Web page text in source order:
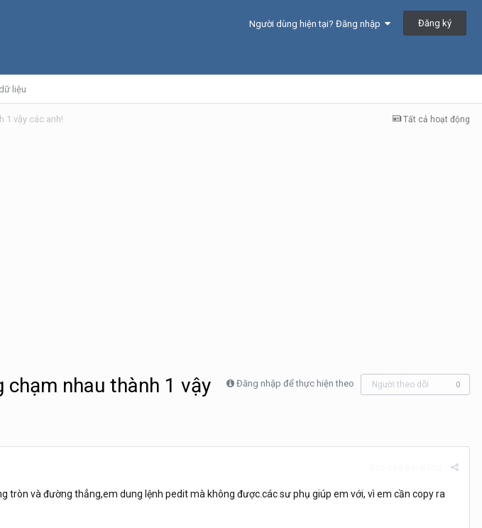
Người dùng hiện tại? Đăng nhập Đăng ký
liệu
Tất cả hoạt động
1 vậy các anh!
Đăng nhập để thực hiện theo Người theo dõi 0
nhau thành 1 vậy
tròn và đường thẳng,em dung lệnh pedit mà không được.các sư phụ giúp em với, vì em cần copy ra